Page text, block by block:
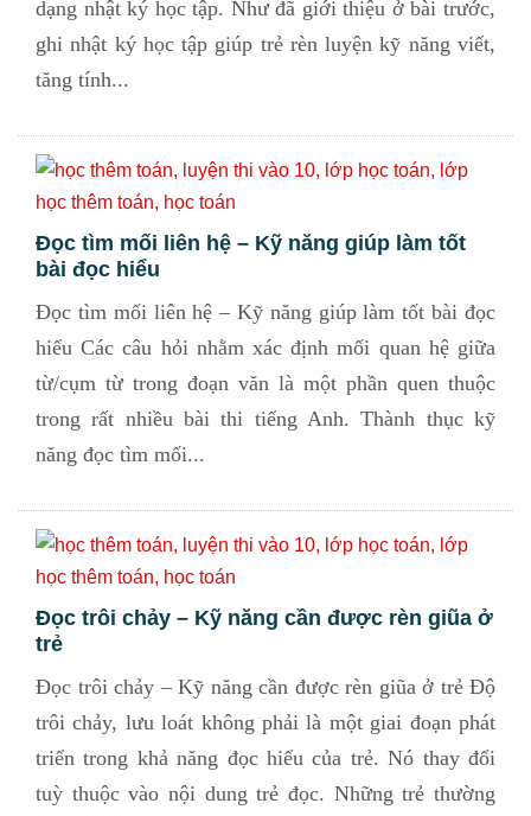
dạng nhật ký học tập. Như đã giới thiệu ở bài trước,
ghi nhật ký học tập giúp trẻ rèn luyện kỹ năng viết,
tăng tính...
Đọc tìm mối liên hệ – Kỹ năng giúp làm tốt
bài đọc hiểu
Đọc tìm mối liên hệ – Kỹ năng giúp làm tốt bài đọc
hiểu Các câu hỏi nhằm xác định mối quan hệ giữa
từ/cụm từ trong đoạn văn là một phần quen thuộc
trong rất nhiều bài thi tiếng Anh. Thành thục kỹ
năng đọc tìm mối...
Đọc trôi chảy – Kỹ năng cần được rèn giũa ở
trẻ
Đọc trôi chảy – Kỹ năng cần được rèn giũa ở trẻ Độ
trôi chảy, lưu loát không phải là một giai đoạn phát
triển trong khả năng đọc hiểu của trẻ. Nó thay đổi
tuỳ thuộc vào nội dung trẻ đọc. Những trẻ thường